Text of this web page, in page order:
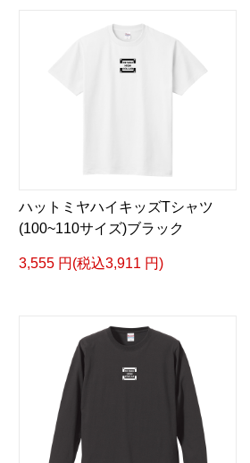
ハットミヤハイキッズTシャツ
(100~110サイズ)ブラック
3,555 円(税込3,911 円)